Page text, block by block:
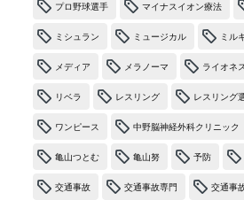
プロ野球選手 マイナスイオン療法
ミシュラン ミュージカル ミル
メディア メラノーマ ライオネ
リベラ レスリング レスリング
ワンピース 中野脳神経外科クリニック
亀山つとむ 亀山努 予防
交通事故 交通事故専門 交通事